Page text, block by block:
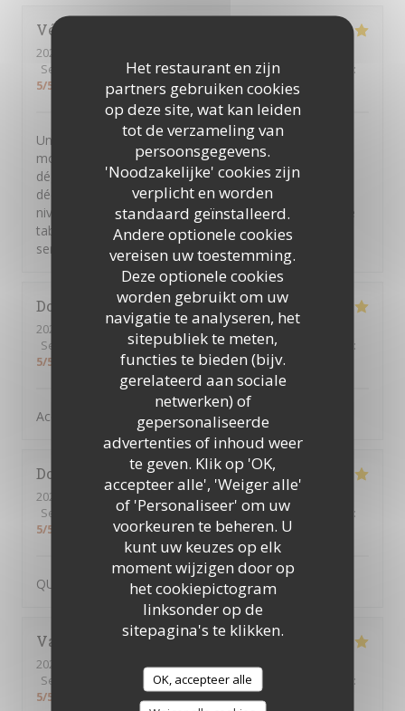
Het restaurant en zijn
partners gebruiken cookies
op deze site, wat kan leiden
tot de verzameling van
persoonsgegevens.
'Noodzakelijke' cookies zijn
verplicht en worden
standaard geïnstalleerd.
Andere optionele cookies
vereisen uw toestemming.
Deze optionele cookies
worden gebruikt om uw
navigatie te analyseren, het
sitepubliek te meten,
functies te bieden (bijv.
gerelateerd aan sociale
netwerken) of
gepersonaliseerde
advertenties of inhoud weer
te geven. Klik op 'OK,
accepteer alle', 'Weiger alle'
of 'Personaliseer' om uw
voorkeuren te beheren. U
kunt uw keuzes op elk
moment wijzigen door op
het cookiepictogram
linksonder op de
sitepagina's te klikken.
OK, accepteer alle
Véronique
2026-07-16
Service
Atmosfeer:4/5 Keuken:5 /5 Kwaliteit / Prijs
:
5/5
Une très belle expérience de grande cuisine à prix
modéré. Des présentations colorées qui incitent à la
dégustation. Une belle harmonie des gouts avec des
découvertes gustatives. Une grande gentillesse au
niveau du service et le plus du chef qui passe à chaque
table pour recueillir les avis. Une équipe investie au
service du client Bravo à tous
Dominique P
2026-07-09
- 12:30 - Gasten 4
Service
Atmosfeer:5/5 Keuken:5/5 Kwaliteit / Prijs
:
5/5
Accueil Qualité Variété
Dominique
2026-07-02
- 12:45 - Gasten 2
Service
Atmosfeer: 5/5 Keuken : 5/5 Kwaliteit / Prijs
:
5/5
QUALITE ET ACCUEIL
Valerie
2026-07-02
- 12:15 - Gasten 2
Service
Atmosfeer: 5/5 Keuken:5
:
5/5